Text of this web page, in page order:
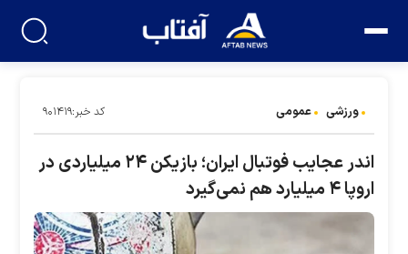
ورزشی عمومی کد خبر:۹۰۱۴۱۹
اندر عجایب فوتبال ایران؛ بازیکن ۲۴ میلیاردی در
اروپا ۴ میلیارد هم نمی‌گیرد